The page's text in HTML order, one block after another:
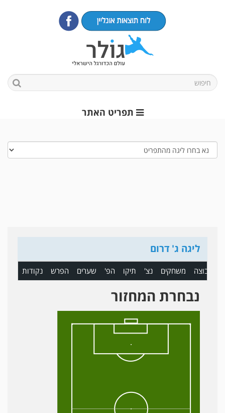
תפריט האתר
ליגה ג' דרום
קבוצה משחקים נצ' תיקו הפ' שערים הפרש נקודות
נבחרת המחזור